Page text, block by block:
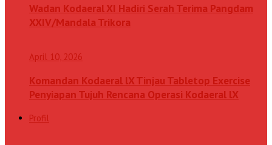
Wadan Kodaeral XI Hadiri Serah Terima Pangdam
XXIV/Mandala Trikora
April 10, 2026
Komandan Kodaeral lX Tinjau Tabletop Exercise
Penyiapan Tujuh Rencana Operasi Kodaeral lX
Profil